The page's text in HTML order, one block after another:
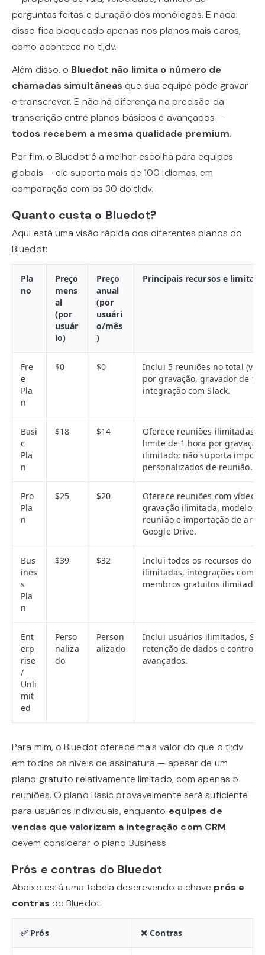
perguntas feitas e duração dos monólogos. E nada
disso fica bloqueado apenas nos planos mais caros,
como acontece no tl;dv.
Além disso, o Bluedot não limita o número de
chamadas simultâneas que sua equipe pode gravar
e transcrever. E não há diferença na precisão da
transcrição entre planos básicos e avançados —
todos recebem a mesma qualidade premium.
Por fim, o Bluedot é a melhor escolha para equipes
globais — ele suporta mais de 100 idiomas, em
comparação com os 30 do tl;dv.
Quanto custa o Bluedot?
Aqui está uma visão rápida dos diferentes planos do
Bluedot:
Pla
no
Preço
mens
al
(por
usuár
io)
Preço
anual
(por
usuári
o/mês
)
Principais recursos e
Fre
e
Pla
n
$0 $0
Inclui 5 reuniões no total
por gravação, gravador de
integração com Slack.
Basi
c
Pla
n
$18 $14
Oferece reuniões ilimitadas
limite de 1 hora por gravação
ilimitado; não suporta
personalizados de reunião.
Pro
Pla
n
$25 $20
Oferece reuniões com vídeo
gravação ilimitada, modelos
reunião e importação de
Google Drive.
Bus
ines
s
Pla
n
$39 $32
Inclui todos os recursos do
ilimitadas, integrações com
membros gratuitos ilimitados
Ent
erp
rise
/
Unli
mit
ed
Perso
naliza
do
Person
alizado
Inclui usuários ilimitados,
retenção de dados e
avançados.
Para mim, o Bluedot oferece mais valor do que o tl;dv
em todos os níveis de assinatura — apesar de um
plano gratuito relativamente limitado, com apenas 5
reuniões. O plano Basic provavelmente será suficiente
para usuários individuais, enquanto equipes de
vendas que valorizam a integração com CRM
devem considerar o plano Business.
Prós e contras do Bluedot
Abaixo está uma tabela descrevendo a chave prós e
contras do Bluedot:
✅ Prós ❌ Contras